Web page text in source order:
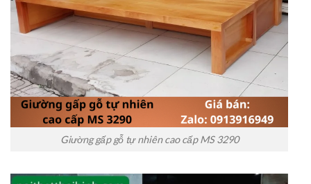
Giường gấp gỗ tự nhiên cao cấp MS 3290